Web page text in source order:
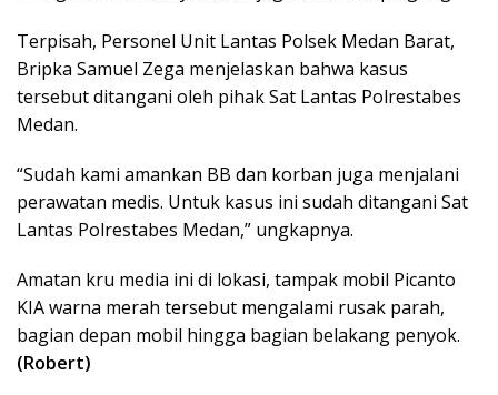
Terpisah, Personel Unit Lantas Polsek Medan Barat,
Bripka Samuel Zega menjelaskan bahwa kasus
tersebut ditangani oleh pihak Sat Lantas Polrestabes
Medan.
“Sudah kami amankan BB dan korban juga menjalani
perawatan medis. Untuk kasus ini sudah ditangani Sat
Lantas Polrestabes Medan,” ungkapnya.
Amatan kru media ini di lokasi, tampak mobil Picanto
KIA warna merah tersebut mengalami rusak parah,
bagian depan mobil hingga bagian belakang penyok.
(Robert)